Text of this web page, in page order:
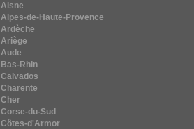
Aisne
Alpes-de-Haute-Provence
Ardèche
Ariège
Aude
Bas-Rhin
Calvados
Charente
Cher
Corse-du-Sud
Côtes-d'Armor